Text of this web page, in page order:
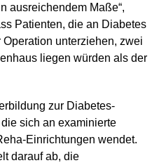
ausreichendem Maße“,
Patienten, die an Diabetes
unterziehen, zwei
liegen würden als der
zur Diabetes-
sich an examinierte
Einrichtungen wendet.
darauf ab, die